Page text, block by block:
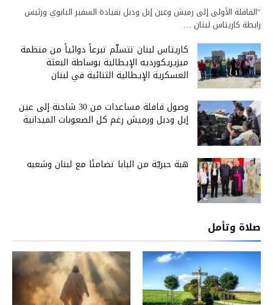
“القافلة الأولى إلى رميش وعين إبل ودبل بقيادة السفير البابوي ورئيس
رابطة كاريتاس لبنان …
كاريتاس لبنان تتسلّم تبرعاً دوائياً من منظمة
ميزيريكورديه الإيطالية بوساطة البعثة
العسكرية الإيطالية الثنائية في لبنان
وصول قافلة مساعدات من 30 شاحنة إلى عين
إبل ودبل ورميش رغم كل الصعوبات الميدانية
هبة حبريّة من البابا تضامنًا مع لبنان وشعبه
صلاة وتأمل